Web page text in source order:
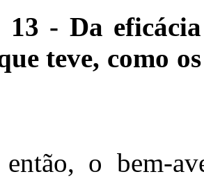
13 - Da
teve, como
então, o bem-